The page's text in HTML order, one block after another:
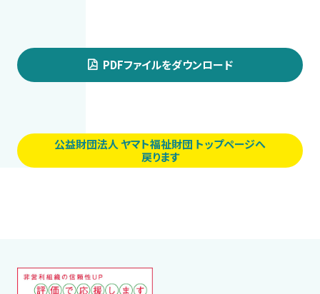
PDFファイルをダウンロード
公益財団法人 ヤマト福祉財団 トップページへ
戻ります